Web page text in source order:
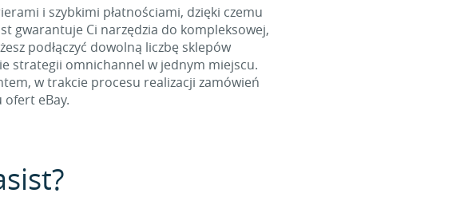
i szybkimi płatnościami, dzięki czemu
gwarantuje Ci narzędzia do kompleksowej,
podłączyć dowolną liczbę sklepów
strategii omnichannel w jednym miejscu.
w trakcie procesu realizacji zamówień
ofert eBay.